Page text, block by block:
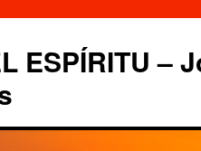
ESPÍRITU –